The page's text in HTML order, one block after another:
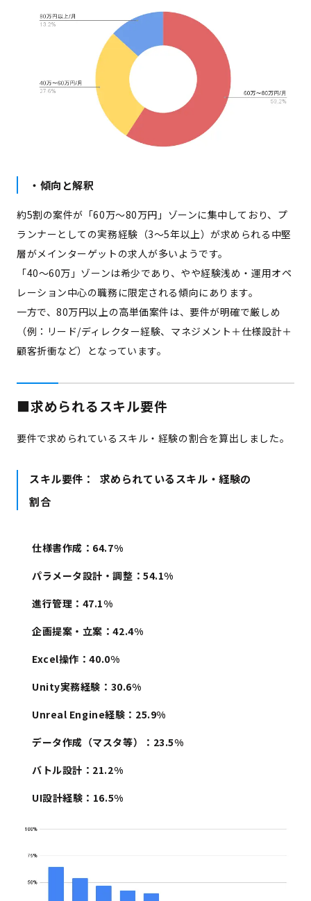
・傾向と解釈
約5割の案件が「60万～80万円」ゾーンに集中しており、プ
ランナーとしての実務経験（3～5年以上）が求められる中堅
層がメインターゲットの求人が多いようです。
「40～60万」ゾーンは希少であり、やや経験浅め・運用オペ
レーション中心の職務に限定される傾向にあります。
一方で、80万円以上の高単価案件は、要件が明確で厳しめ
（例：リード/ディレクター経験、マネジメント＋仕様設計＋
顧客折衝など）となっています。
■求められるスキル要件
要件で求められているスキル・経験の割合を算出しました。
スキル要件：
求められているスキル・経験の
割合
仕様書作成： 64.7%
パラメータ設計・調整 ：54.1%
進行管理： 47.1%
企画提案・立案 ：42.4%
Excel操作 ：40.0%
Unity実務経験 ： 30.6%
Unreal Engine経験 ： 25.9%
データ作成（マスタ等）
： 23.5%
バトル設計 ： 21.2%
UI設計経験 ： 16.5%